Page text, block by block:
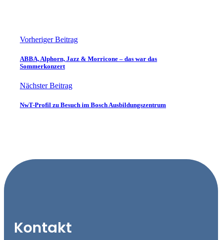
Vorheriger Beitrag
ABBA, Alphorn, Jazz & Morricone – das war das
Sommerkonzert
Nächster Beitrag
NwT-Profil zu Besuch im Bosch Ausbildungszentrum
Kontakt